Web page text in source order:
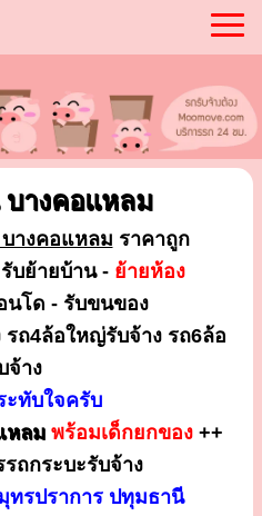
บางคอแหลม
างคอแหลม ราคาถูก
บย้ายบ้าน - ย้ายห้อง
นโด - รับขนของ
รถ4ล้อใหญ่รับจ้าง รถ6ล้อ
จ้าง
ะทับใจครับ
หลม พร้อมเด็กยกของ ++
ถกระบะรับจ้าง
ทรปราการ ปทุมธานี